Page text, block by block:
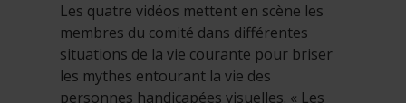
Les quatre vidéos mettent en scène les
membres du comité dans différentes
situations de la vie courante pour briser
les mythes entourant la vie des
personnes handicapées visuelles. « Les